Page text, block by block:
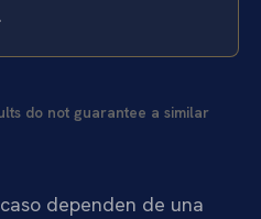
do not guarantee a similar
dependen de una